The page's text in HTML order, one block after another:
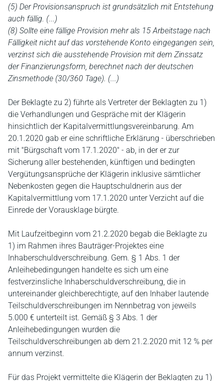
(5) Der Provisionsanspruch ist grundsätzlich mit Entstehung
auch fällig. (...)
(8) Sollte eine fällige Provision mehr als 15 Arbeitstage nach
Fälligkeit nicht auf das vorstehende Konto eingegangen sein,
verzinst sich die ausstehende Provision mit dem Zinssatz
der Finanzierungsform, berechnet nach der deutschen
Zinsmethode (30/360 Tage). (...)
Der Beklagte zu 2) führte als Vertreter der Beklagten zu 1)
die Verhandlungen und Gespräche mit der Klägerin
hinsichtlich der Kapitalvermittlungsvereinbarung. Am
20.1.2020 gab er eine schriftliche Erklärung - überschrieben
mit "Bürgschaft vom 17.1.2020" - ab, in der er zur
Sicherung aller bestehenden, künftigen und bedingten
Vergütungsansprüche der Klägerin inklusive sämtlicher
Nebenkosten gegen die Hauptschuldnerin aus der
Kapitalvermittlung vom 17.1.2020 unter Verzicht auf die
Einrede der Vorausklage bürgte.
Mit Laufzeitbeginn vom 21.2.2020 begab die Beklagte zu
1) im Rahmen ihres Bauträger-Projektes eine
Inhaberschuldverschreibung. Gem. § 1 Abs. 1 der
Anleihebedingungen handelte es sich um eine
festverzinsliche Inhaberschuldverschreibung, die in
untereinander gleichberechtigte, auf den Inhaber lautende
Teilschuldverschreibungen im Nennbetrag von jeweils
5.000 € unterteilt ist. Gemäß § 3 Abs. 1 der
Anleihebedingungen wurden die
Teilschuldverschreibungen ab dem 21.2.2020 mit 12 % per
annum verzinst.
Für das Projekt vermittelte die Klägerin der Beklagten zu 1)